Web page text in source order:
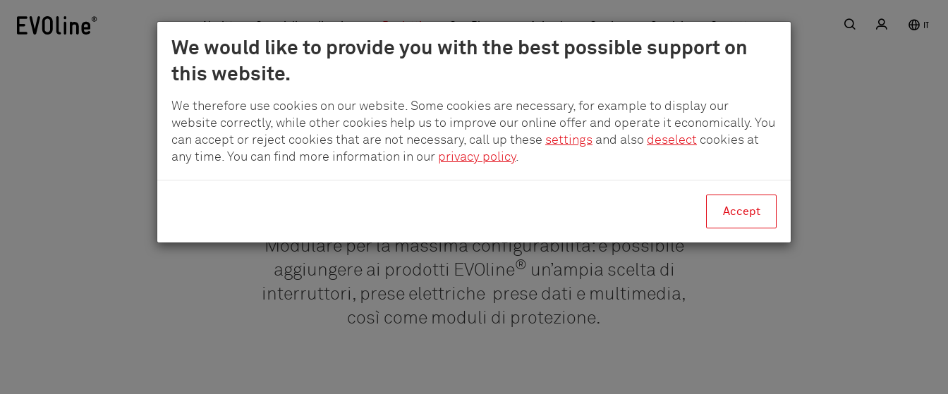
We would like to provide you with the best possible support on
this website.
We therefore use cookies on our website. Some cookies are necessary, for example to display our
website correctly, while other cookies help us to improve our online offer and operate it economically. You
can accept or reject cookies that are not necessary, call up these settings and also deselect cookies at
any time. You can find more information in our privacy policy.
Accept
Novità Campi di applicazione Prodotti pCon.Planner Azienda Carriera Servizio Contatto Ricerca Registro
IT
Moduli
Modulare per la massima configurabilità: è possibile
aggiungere ai prodotti EVOline® un’ampia scelta di
interruttori, prese elettriche prese dati e multimedia,
così come moduli di protezione.